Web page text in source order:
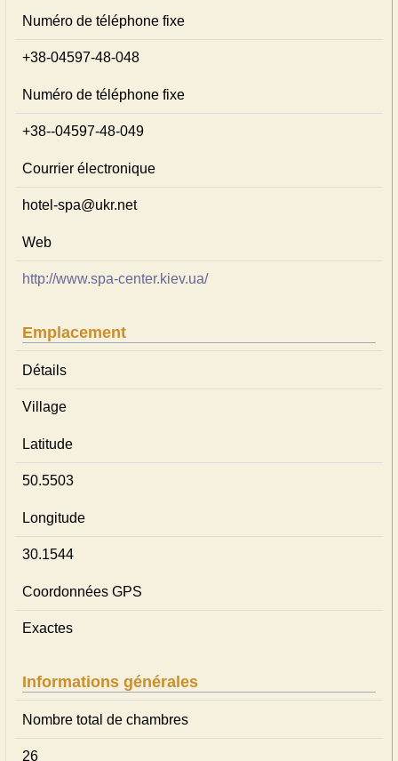
Numéro de téléphone fixe
+38-04597-48-048
Numéro de téléphone fixe
+38--04597-48-049
Courrier électronique
hotel-spa@ukr.net
Web
http://www.spa-center.kiev.ua/
Emplacement
Détails
Village
Latitude
50.5503
Longitude
30.1544
Coordonnées GPS
Exactes
Informations générales
Nombre total de chambres
26